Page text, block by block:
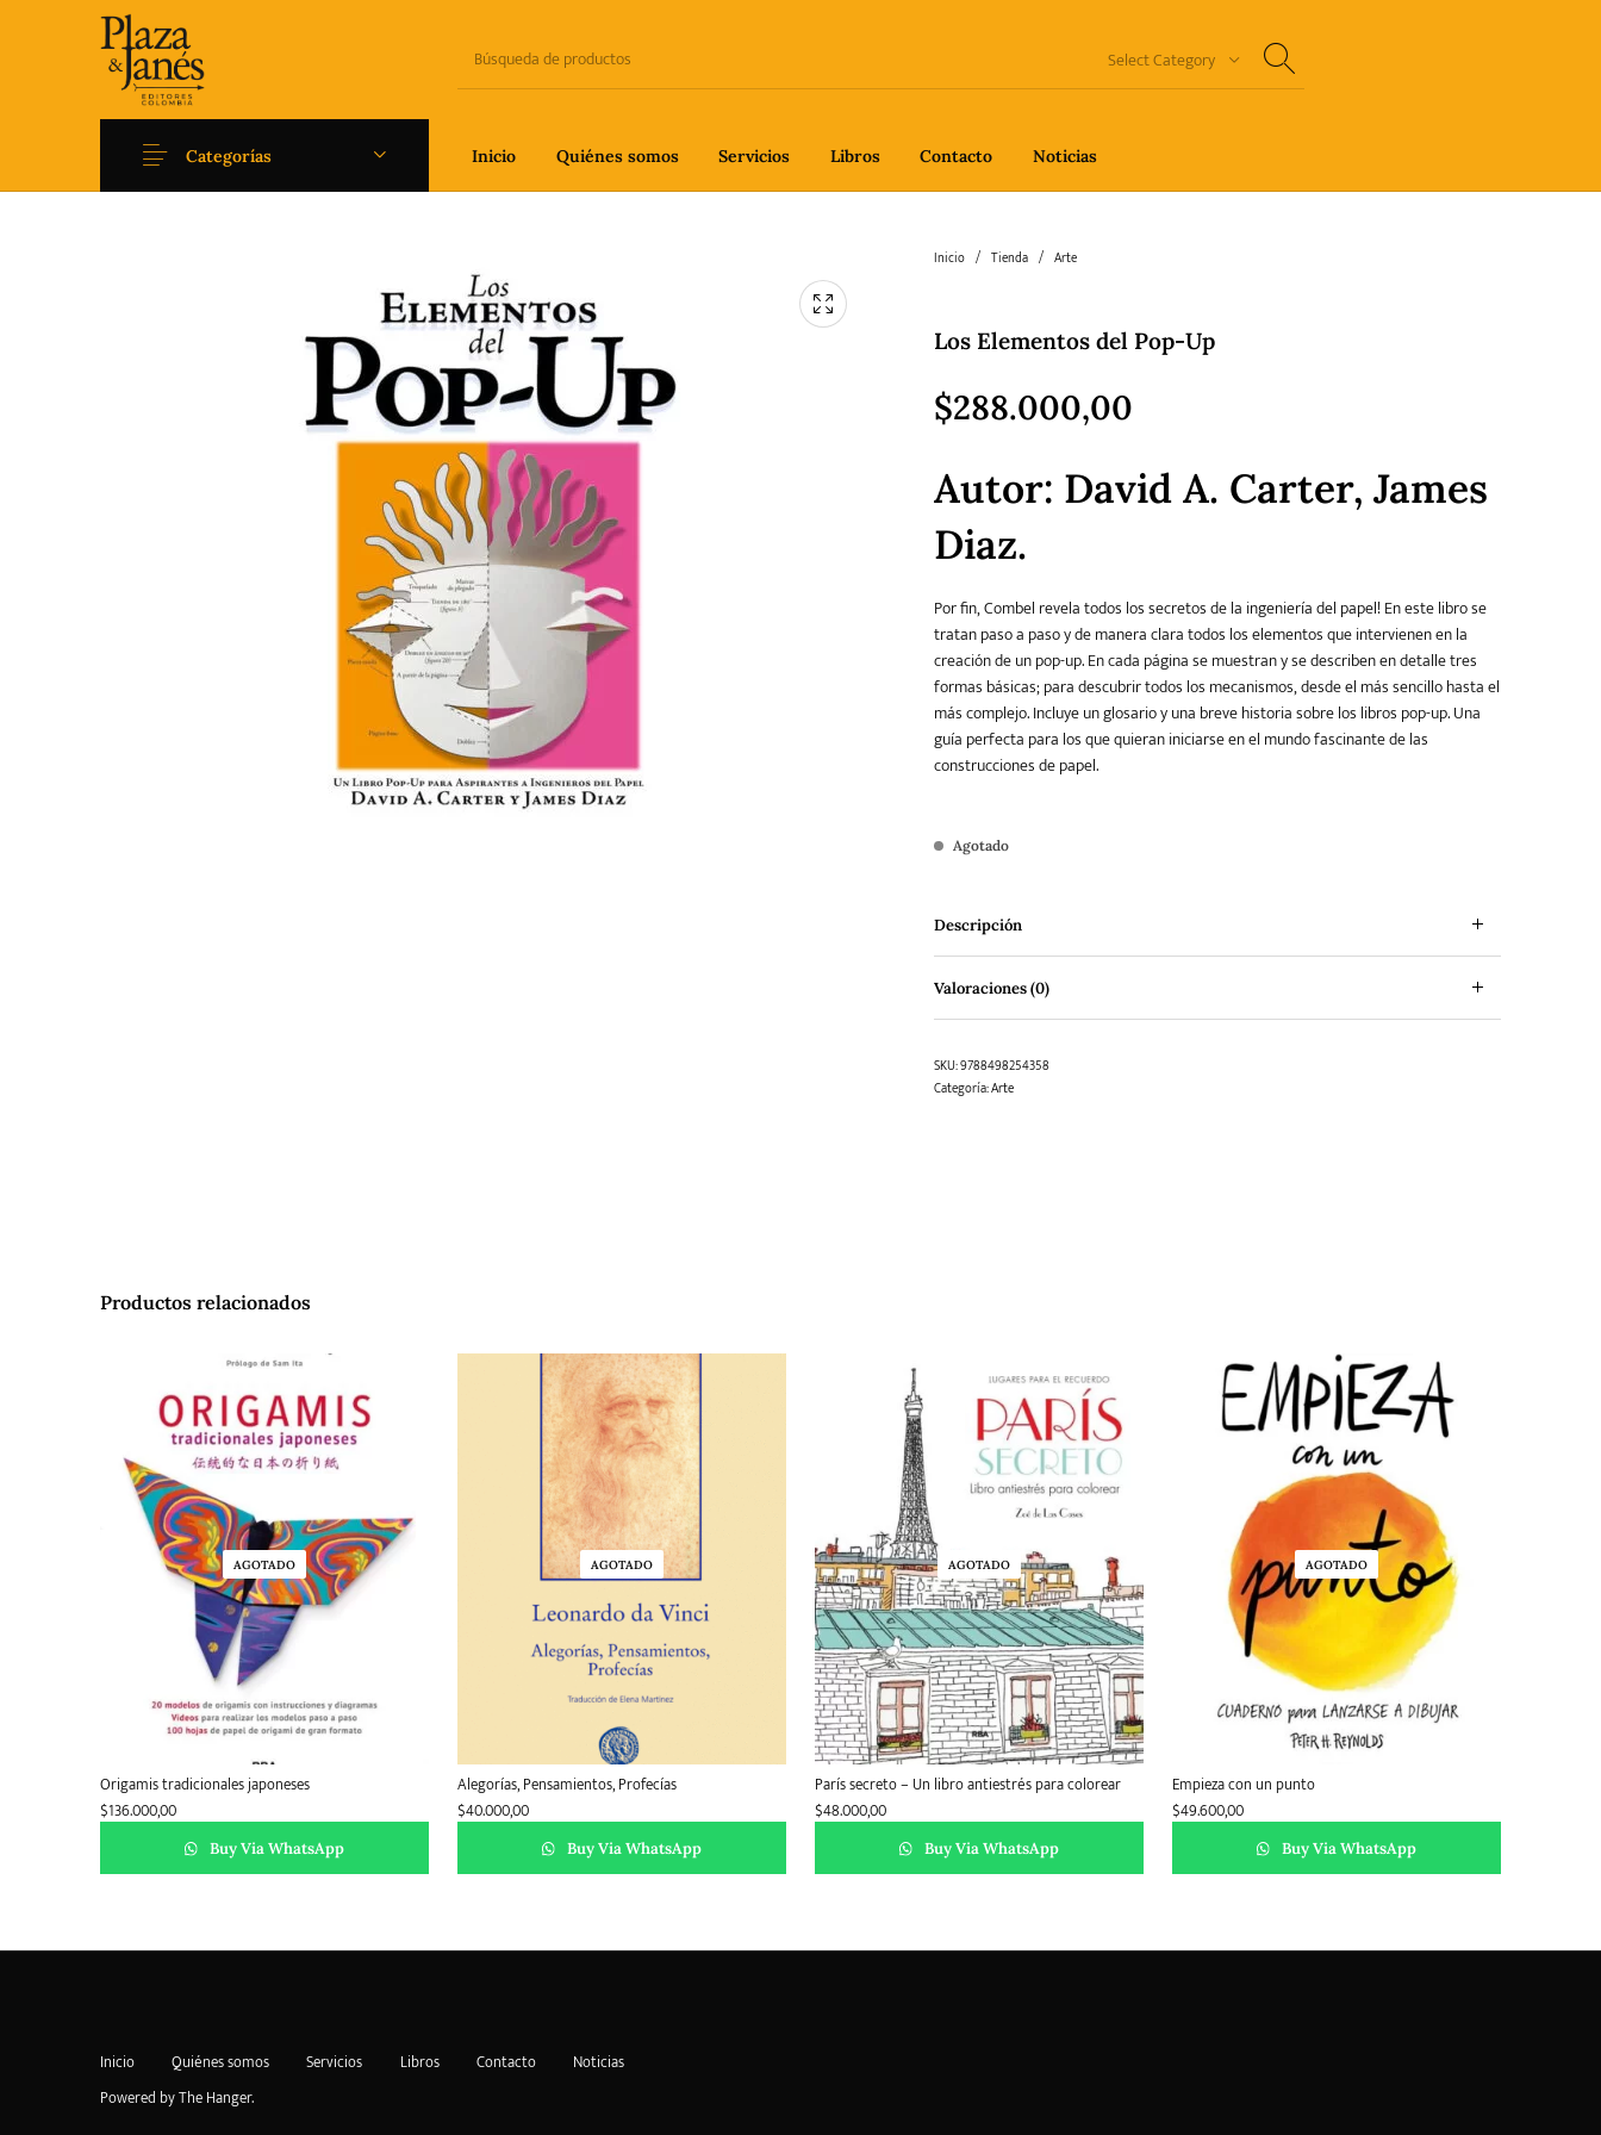
Select Category
Inicio Quiénes somos Servicios Libros Contacto Noticias
Categorías
Ficción Filosofía Horror Humor gráfico-Comic
Pedagogía Sagas Salud y Bienestar Sin categorizar
Teatro Young Adult
Inicio / Tienda / Arte
Los Elementos del Pop-Up
$288.000,00
Autor: David A. Carter, James
Diaz.
Por fin, Combel revela todos los secretos de la ingeniería del papel! En este libro se
tratan paso a paso y de manera clara todos los elementos que intervienen en la
creación de un pop-up. En cada página se muestran y se describen en detalle tres
formas básicas; para descubrir todos los mecanismos, desde el más sencillo hasta el
más complejo. Incluye un glosario y una breve historia sobre los libros pop-up. Una
guía perfecta para los que quieran iniciarse en el mundo fascinante de las
construcciones de papel.
Agotado
Descripción
Valoraciones (0)
SKU:9788498254358
Categoría:Arte
Productos relacionados
AGOTADO
Origamis tradicionales japoneses
$136.000,00
Buy Via WhatsApp
AGOTADO
Alegorías, Pensamientos, Profecías
$40.000,00
Buy Via WhatsApp
AGOTADO
París secreto – Un libro antiestrés para colorear
$48.000,00
Buy Via WhatsApp
AGOTADO
Empieza con un punto
$49.600,00
Buy Via WhatsApp
Inicio Quiénes somos Servicios Libros Contacto
Noticias
Powered byThe Hanger.